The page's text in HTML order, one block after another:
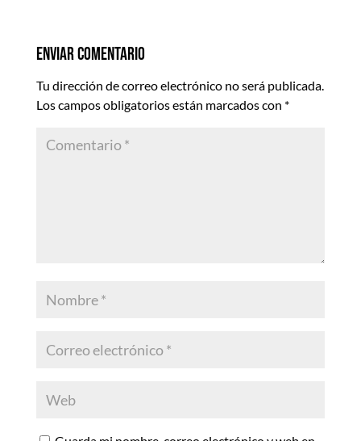
Enviar comentario
Tu dirección de correo electrónico no será publicada.
Los campos obligatorios están marcados con *